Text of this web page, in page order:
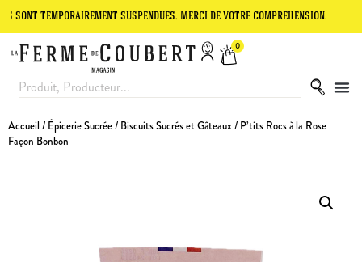
suspendues. Merci de votre compréhension. Le site
0
Accueil / Épicerie Sucrée/ Biscuits Sucrés et Gâteaux / P’tits Rocs à la Rose
Façon Bonbon